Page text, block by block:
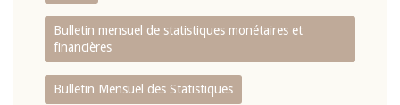
Bulletin mensuel de statistiques monétaires et
financières
Bulletin Mensuel des Statistiques